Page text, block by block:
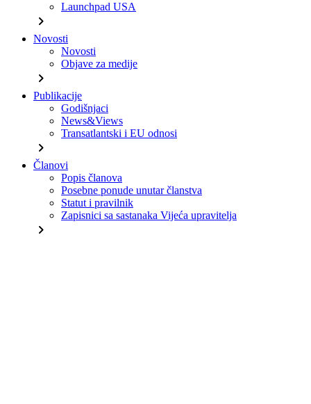
Launchpad USA
chevron_right
Novosti
Novosti
Objave za medije
chevron_right
Publikacije
Godišnjaci
News&Views
Transatlantski i EU odnosi
chevron_right
Članovi
Popis članova
Posebne ponude unutar članstva
Statut i pravilnik
Zapisnici sa sastanaka Vijeća upravitelja
chevron_right